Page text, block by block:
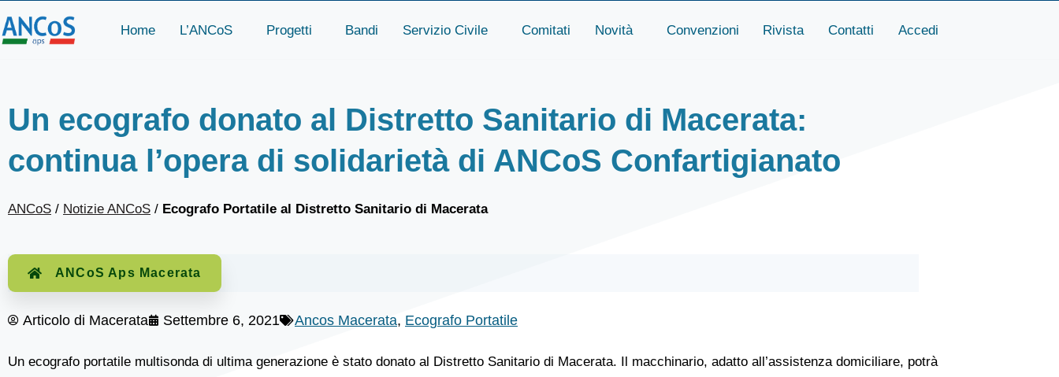
Home L’ANCoS Progetti Bandi Servizio Civile Comitati Novità Convenzioni Rivista Contatti Accedi
Un ecografo donato al Distretto Sanitario di Macerata:
continua l’opera di solidarietà di ANCoS Confartigianato
ANCoS / Notizie ANCoS / Ecografo Portatile al Distretto Sanitario di Macerata
ANCoS Aps Macerata
Articolo di Macerata Settembre 6, 2021 Ancos Macerata, Ecografo Portatile
Un ecografo portatile multisonda di ultima generazione è stato donato al Distretto Sanitario di Macerata. Il macchinario, adatto all’assistenza domiciliare, potrà